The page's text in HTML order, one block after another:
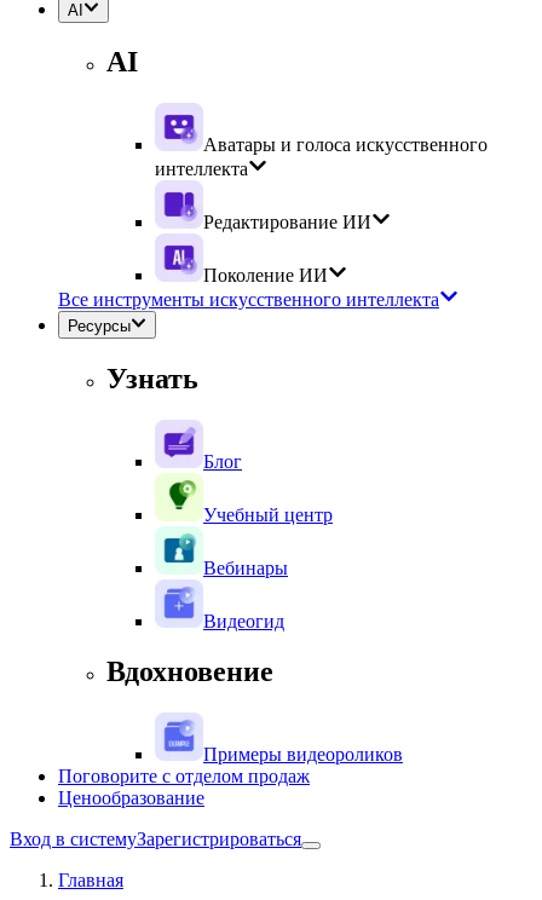
AI
AI
Аватары и голоса искусственного
интеллекта
Редактирование ИИ
Поколение ИИ
Все инструменты искусственного интеллекта
Ресурсы
Узнать
Блог
Учебный центр
Вебинары
Видеогид
Вдохновение
Примеры видеороликов
Поговорите с отделом продаж
Ценообразование
Вход в системуЗарегистрироваться
Главная